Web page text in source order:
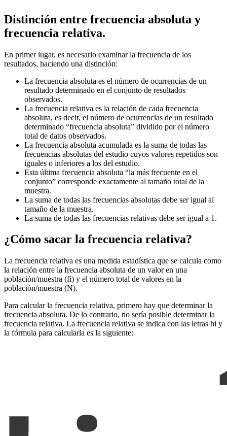
Distinción entre frecuencia absoluta y
frecuencia relativa.
En primer lugar, es necesario examinar la frecuencia de los
resultados, haciendo una distinción:
La frecuencia absoluta es el número de ocurrencias de un
resultado determinado en el conjunto de resultados
observados.
La frecuencia relativa es la relación de cada frecuencia
absoluta, es decir, el número de ocurrencias de un resultado
determinado “frecuencia absoluta” dividido por el número
total de datos observados.
La frecuencia absoluta acumulada es la suma de todas las
frecuencias absolutas del estudio cuyos valores repetidos son
iguales o inferiores a los del estudio.
Esta última frecuencia absoluta “la más frecuente en el
conjunto” corresponde exactamente al tamaño total de la
muestra.
La suma de todas las frecuencias absolutas debe ser igual al
tamaño de la muestra.
La suma de todas las frecuencias relativas debe ser igual a 1.
¿Cómo sacar la frecuencia relativa?
La frecuencia relativa es una medida estadística que se calcula como
la relación entre la frecuencia absoluta de un valor en una
población/muestra (fi) y el número total de valores en la
población/muestra (N).
Para calcular la frecuencia relativa, primero hay que determinar la
frecuencia absoluta. De lo contrario, no sería posible determinar la
frecuencia relativa. La frecuencia relativa se indica con las letras hi y
la fórmula para calcularla es la siguiente: